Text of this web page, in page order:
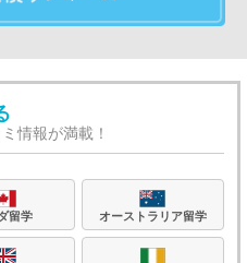
情報が満載！
留学 オーストラリア留学